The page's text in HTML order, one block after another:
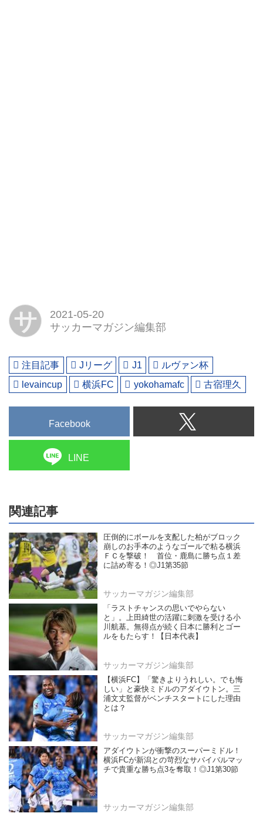
サ
2021-05-20
サッカーマガジン編集部
注目記事 Jリーグ J1
ルヴァン杯
levaincup
横浜FC yokohamafc 古宿理久
Facebook
LINE
関連記事
圧倒的にボールを支配した柏がブロック
崩しのお手本のようなゴールで粘る横浜
ＦＣを撃破！ 首位・鹿島に勝ち点１差
に詰め寄る！◎J1第35節
サッカーマガジン編集部
「ラストチャンスの思いでやらない
と」。上田綺世の活躍に刺激を受ける小
川航基。無得点が続く日本に勝利とゴー
ルをもたらす！【日本代表】
サッカーマガジン編集部
【横浜FC】「驚きよりうれしい。でも悔
しい」と豪快ミドルのアダイウトン。三
浦文丈監督がベンチスタートにした理由
とは？
サッカーマガジン編集部
アダイウトンが衝撃のスーパーミドル！
横浜FCが新潟との苛烈なサバイバルマッ
チで貴重な勝ち点3を奪取！◎J1第30節
サッカーマガジン編集部